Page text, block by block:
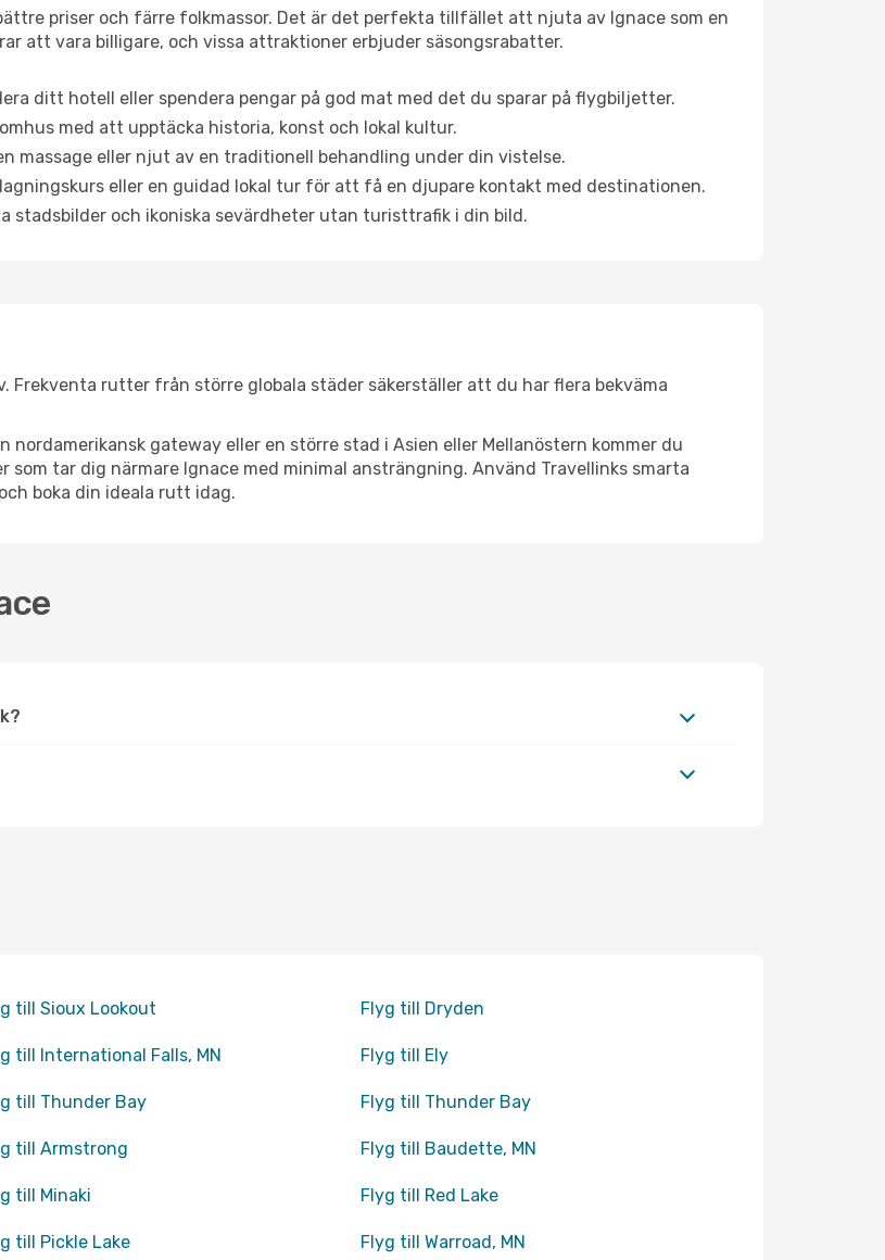
priser och färre folkmassor. Det är det perfekta tillfället att njuta av Ignace som en
att vara billigare, och vissa attraktioner erbjuder säsongsrabatter.
ditt hotell eller spendera pengar på god mat med det du sparar på flygbiljetter.
med att upptäcka historia, konst och lokal kultur.
massage eller njut av en traditionell behandling under din vistelse.
eller en guidad lokal tur för att få en djupare kontakt med destinationen.
stadsbilder och ikoniska sevärdheter utan turisttrafik i din bild.
rutter från större globala städer säkerställer att du har flera bekväma
gateway eller en större stad i Asien eller Mellanöstern kommer du
tar dig närmare Ignace med minimal ansträngning. Använd Travellinks smarta
boka din ideala rutt idag.
till Sioux Lookout Flyg till Dryden
till International Falls, MN Flyg till Ely
till Thunder Bay Flyg till Thunder Bay
till Armstrong Flyg till Baudette, MN
till Minaki Flyg till Red Lake
till Pickle Lake Flyg till Warroad, MN